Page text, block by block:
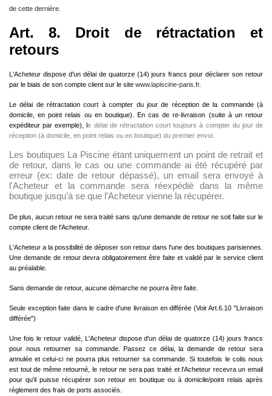
de cette dernière.
Art. 8. Droit de rétractation et
retours
L'Acheteur dispose d'un délai de quatorze (14) jours francs pour déclarer son retour
par le biais de son compte client sur le site www.lapiscine-paris.fr.
Le délai de rétractation court à compter du jour de réception de la commande (à
domicile, en point relais ou en boutique). En cas de re-livraison (suite à un retour
expéditeur par exemple), le délai de rétractation court toujours à compter du jour de
réception (à domicile, en point relais ou en boutique) du premier envoi.
Les boutiques La Piscine étant uniquement un point de retrait et
de retour, dans le cas ou une commande ai été récupéré par
erreur (ex: date de retour dépassé), un email sera envoyé à
l'Acheteur et la commande sera réexpédié dans la même
boutique jusqu’à se que l'Acheteur vienne la récupérer.
De plus, aucun retour ne sera traité sans qu'une demande de retour ne soit faite sur le
compte client de l'Acheteur.
L'Acheteur a la possibilité de déposer son retour dans l'une des boutiques parisiennes.
Une demande de retour devra obligatoirement être faite et validé par le service client
au préalable.
Sans demande de retour, aucune démarche ne pourra être faite.
Seule exception faite dans le cadre d'une livraison en différée (Voir Art.6.10 "Livraison
différée")
Une fois le retour validé, L'Acheteur dispose d'un délai de quatorze (14) jours francs
pour nous retourner sa commande. Passez ce délai, la demande de retour sera
annulée et celui-ci ne pourra plus retourner sa commande. Si toutefois le colis nous
est tout de même retourné, le retour ne sera pas traité et l'Acheteur recevra un email
pour qu'il puisse récupérer son retour en boutique ou à domicile/point relais après
règlement des frais de ports associés.